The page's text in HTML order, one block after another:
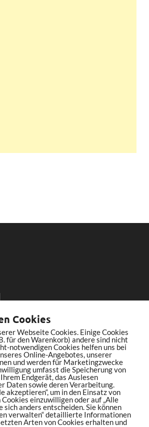
Cookies
Webseite Cookies. Einige Cookies
für den Warenkorb) andere sind nicht
notwendigen Cookies helfen uns bei
Online-Angebotes, unserer
und werden für Marketingzwecke
umfasst die Speicherung von
Endgerät, das Auslesen
Daten sowie deren Verarbeitung.
akzeptieren“, um in den Einsatz von
einzuwilligen oder auf „Alle
sich anders entscheiden. Sie können
verwalten“ detaillierte Informationen
Arten von Cookies erhalten und